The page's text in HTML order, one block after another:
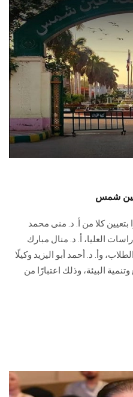
عين شمس
كلا من أ. د. منى محمد
العليا، أ. د. منال مبارك
وأ. د. أحمد أبو اليزيد وكيلًا
البيئة، وذلك اعتبارًا من